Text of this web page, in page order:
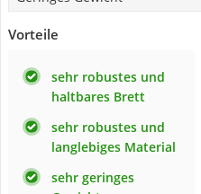
Vorteile
sehr robustes und
haltbares Brett
sehr robustes und
langlebiges Material
sehr geringes